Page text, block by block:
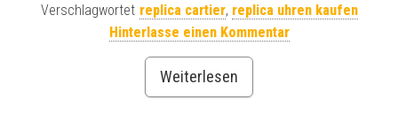
Verschlagwortet replica cartier, replica uhren kaufen
Hinterlasse einen Kommentar
Weiterlesen